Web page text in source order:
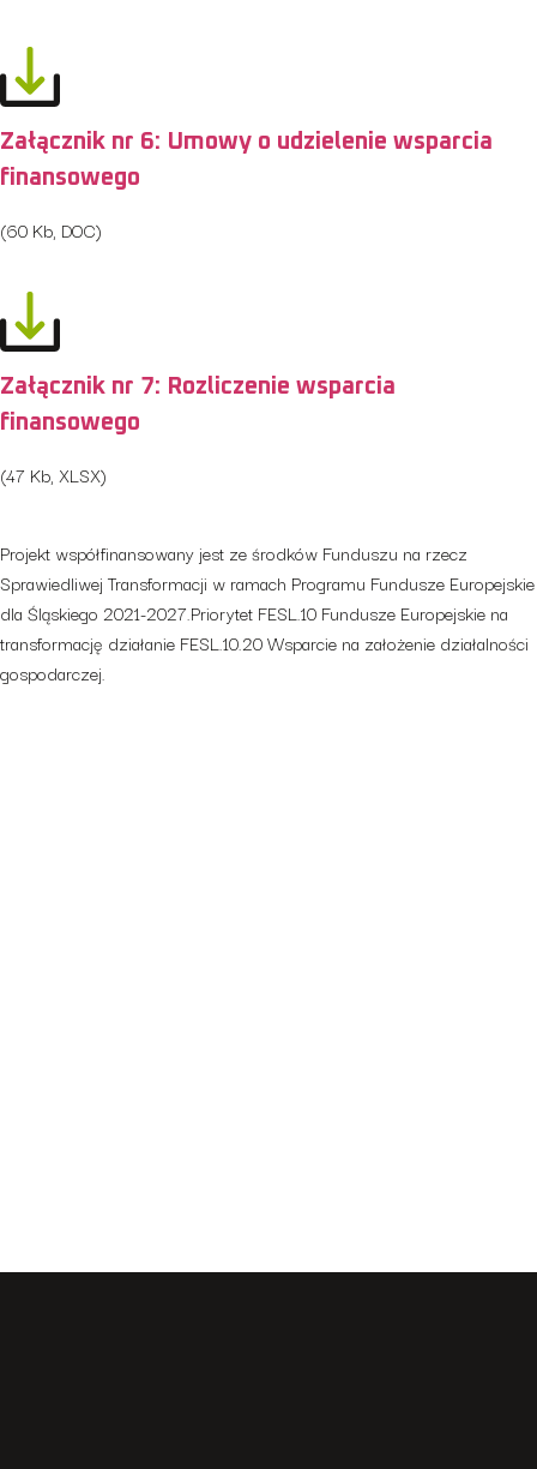
Załącznik nr 6: Umowy o udzielenie wsparcia
finansowego
(60 Kb, DOC)
Załącznik nr 7: Rozliczenie wsparcia
finansowego
(47 Kb, XLSX)
Projekt współfinansowany jest ze środków Funduszu na rzecz
Sprawiedliwej Transformacji w ramach Programu Fundusze Europejskie
dla Śląskiego 2021-2027.Priorytet FESL.10 Fundusze Europejskie na
transformację działanie FESL.10.20 Wsparcie na założenie działalności
gospodarczej.